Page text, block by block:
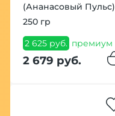
(Ананасовый Пульс)
250 гр
2 625 руб. премиум
2 679 руб.